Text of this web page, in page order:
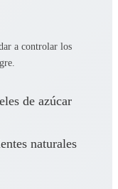
a controlar los
de azúcar
naturales